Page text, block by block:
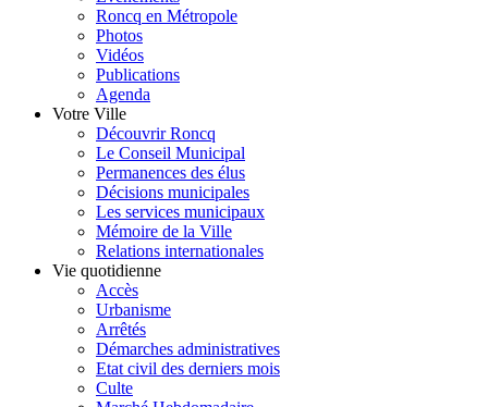
Roncq en Métropole
Photos
Vidéos
Publications
Agenda
Votre Ville
Découvrir Roncq
Le Conseil Municipal
Permanences des élus
Décisions municipales
Les services municipaux
Mémoire de la Ville
Relations internationales
Vie quotidienne
Accès
Urbanisme
Arrêtés
Démarches administratives
Etat civil des derniers mois
Culte